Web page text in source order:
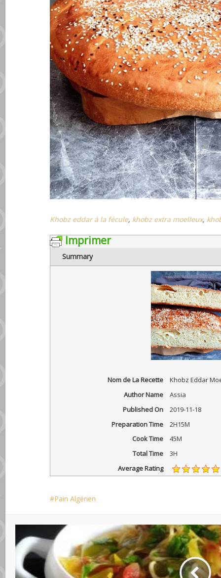
Khobz eddar à la fécule, khobz extra moelleux,
Imprimer
Summary
Nom de La Recette
Khobz Eddar
Author Name
Assia
Published On
2019-11-18
Preparation Time
2H15M
Cook Time
45M
Total Time
3H
Average Rating
Pain Algérien